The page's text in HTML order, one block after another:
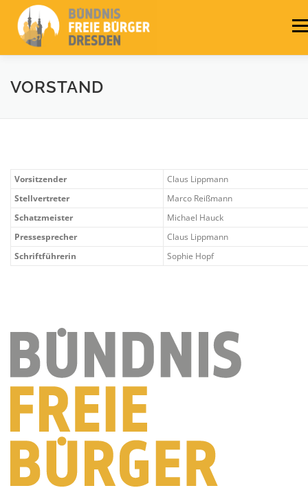
Inhalt
springen
LEITLINIEN
VORSTAND
Vorsitzender
Claus Lippmann
Stellvertreter
Marco Reißmann
Schatzmeister
Michael Hauck
Pressesprecher
Claus Lippmann
Schriftführerin
Sophie Hopf